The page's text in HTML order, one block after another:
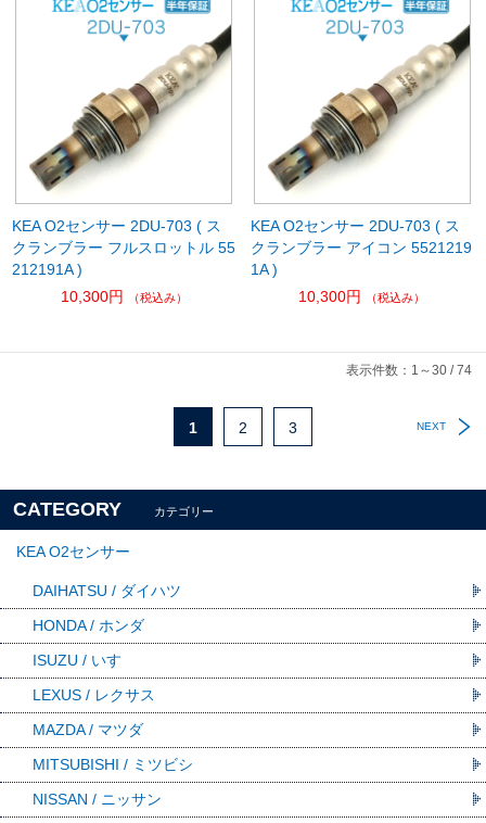
KEA O2センサー 2DU-703 ( ス
クランブラー フルスロットル 55
212191A )
10,300円
（税込み）
KEA O2センサー 2DU-703 ( ス
クランブラー アイコン 5521219
1A )
10,300円
（税込み）
表示件数：1～30 / 74
NEXT
1 2 3
CATEGORY カテゴリー
KEA O2センサー
DAIHATSU / ダイハツ
HONDA / ホンダ
ISUZU / いすゞ
LEXUS / レクサス
MAZDA / マツダ
MITSUBISHI / ミツビシ
NISSAN / ニッサン